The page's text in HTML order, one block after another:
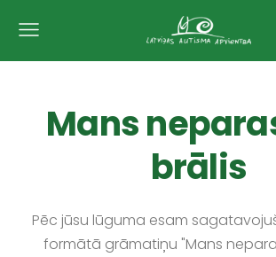
Mans
brālis
Pēc jūsu lūguma esam
formātā grāmatiņu "Mans